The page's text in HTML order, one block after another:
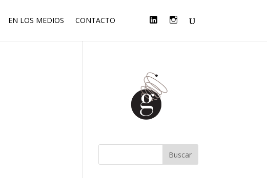
EN LOS MEDIOS CONTACTO
E T
L
I
K
I
N
T